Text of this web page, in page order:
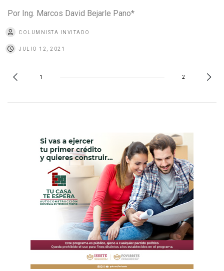
Por Ing. Marcos David Bejarle Pano*
COLUMNISTA INVITADO
JULIO 12, 2021
1 2